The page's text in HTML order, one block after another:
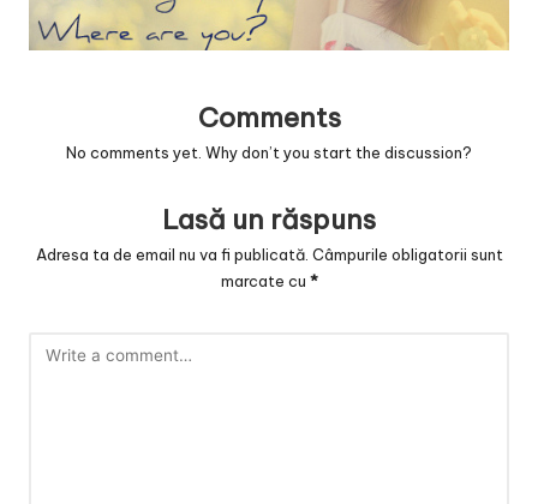
v
a
e
Comments
No comments yet. Why don’t you start the discussion?
Lasă un răspuns
Adresa ta de email nu va fi publicată. Câmpurile obligatorii sunt
marcate cu *